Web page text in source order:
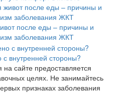
после еды – причины и
заболевания ЖКТ
внутренней стороны?
сайте предоставляется
целях. Не занимайтесь
признаках заболевания